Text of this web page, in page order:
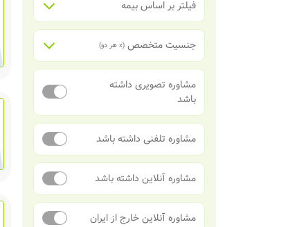
فیلتر بر اساس بیمه
جنسیت متخصص (x هر دو)
مشاوره تصویری داشته
باشد
مشاوره تلفنی داشته باشد
مشاوره آنلاین داشته باشد
مشاوره آنلاین خارج از ایران